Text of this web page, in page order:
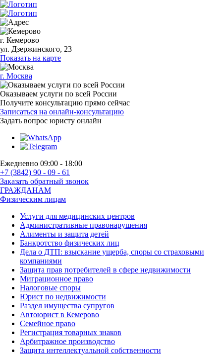
г. Кемерово
ул. Дзержинского, 23
Показать на карте
г. Москва
Оказываем услуги по всей России
Получите консультацию прямо сейчас
Записаться на онлайн-консультацию
Задать вопрос юристу онлайн
Ежедневно 09:00 - 18:00
+7 (3842) 90 - 09 - 61
Заказать обратный звонок
ГРАЖДАНАМ
Физическим лицам
Услуги для медицинских центров
Административные правонарушения
Алименты и защита детей
Банкротство физических лиц
Дела о ДТП: взыскание ущерба, споры со страховыми
компаниями
Защита прав потребителей в сфере недвижимости
Миграционное право
Налоговые споры
Юрист по недвижимости
Раздел имущества супругов
Автоюрист в Кемерово
Семейное право
Регистрация товарных знаков
Арбитражное производство
Защита интеллектуальной собственности